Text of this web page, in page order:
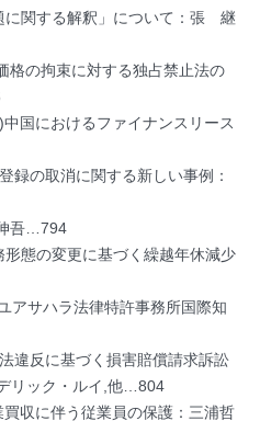
に関する解釈」について：張 継
格の拘束に対する独占禁止法の
国におけるファイナンスリース
録の取消に関する新しい事例：
吾…794
態の変更に基づく繰越年休減少
アサハラ法律特許事務所国際知
違反に基づく損害賠償請求訴訟
リック・ルイ,他…804
収に伴う従業員の保護：三浦哲